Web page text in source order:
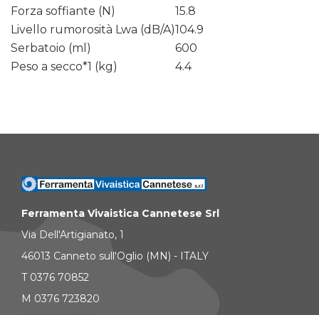
Forza soffiante (N)
15.8
Livello rumorosità Lwa (dB/A)104.9
Serbatoio (ml)
600
Peso a secco*1 (kg)
4.4
Ferramenta Vivaistica Cannetese Srl
Via Dell'Artigianato, 1
46013 Canneto sull'Oglio (MN) - ITALY
T 0376 70852
M 0376 723820